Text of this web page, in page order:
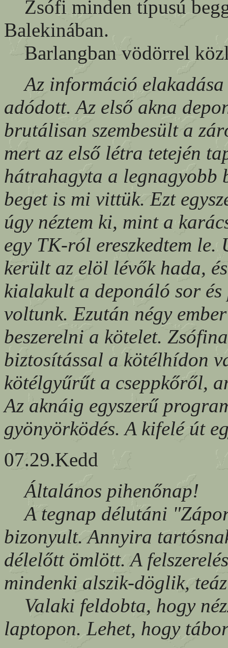
Zsófi minden típusú
Balekinában.
Barlangban vödörrel
Az információ
adódott. Az első akna
brutálisan szembesült a
mert az első létra tetején
hátrahagyta a legnagyobb
beget is mi vittük. Ezt
úgy néztem ki, mint a
egy TK-ról ereszkedtem
került az elöl lévők hada,
kialakult a deponáló sor
voltunk. Ezután négy
beszerelni a kötelet.
biztosítással a kötélhídon
kötélgyűrűt a cseppkőről,
Az aknáig egyszerű
gyönyörködés. A kifelé út
07.29.Kedd
Általános pihenőnap!
A tegnap délutáni
bizonyult. Annyira
délelőtt ömlött. A
mindenki alszik-döglik,
Valaki feldobta, hogy
laptopon. Lehet, hogy